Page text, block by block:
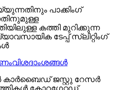
പാക്കിംഗ്
കത്തി മുറിക്കുന്ന
ടേപ്പ് സ്ലിറ്റിംഗ്
വിശദാംശങ്ങൾ